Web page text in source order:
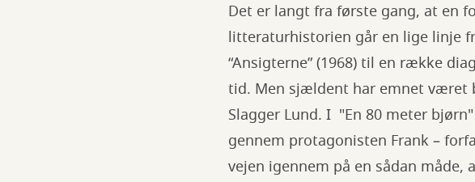
Det er langt fra første gang, at en
litteraturhistorien går en lige linje
“Ansigterne” (1968) til en række
tid. Men sjældent har emnet været
Slagger Lund. I "En 80 meter
gennem protagonisten Frank –
vejen igennem på en sådan